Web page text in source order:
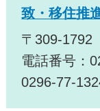
致・移住推
〒309-
電話番号：
0296-77-